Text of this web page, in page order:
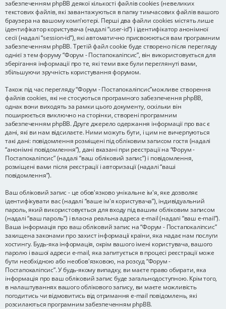
забезпеченням phpBB деякої кількості файлів cookies (невеликих
текстових файлів, які завантажуються в папку тимчасових файлів вашого
браузера на вашому комп'ютері. Перші два файли cookies містять лише
ідентифікатор користувача (надалі “user-id”) і ідентифікатор анонімної
сесії (надалі “session-id”), які автоматично присвоюються вам програмним
забезпеченням phpBB. Третій файл cookie буде створено після перегляду
однієї з тем форуму “Форум - Постапокаліпсис”, він використовується для
зберігання інформації про те, які теми вже були переглянуті вами,
збільшуючи зручність користування форумом.
Також під час перегляду “Форум - Постапокаліпсис”можливе створення
файлів cookies, які не стосуються програмного забезпечення phpBB,
однак вони виходять за рамки цього документу, оскільки він
поширюється виключно на сторінки, створені програмним
забезпеченням phpBB. Друге джерело одержання інформації про вас є
дані, які ви нам відсилаєте. Ними можуть бути, і цим не вичерпуються
такі дані: повідомлення розміщені під обліковим записом гостя (надалі
“анонімні повідомлення”), дані вказані при реєстрації на “Форум -
Постапокаліпсис” (надалі “ваш обліковий запис”) і повідомлення,
розміщені вами після реєстрації і авторизації (надалі “ваші
повідомлення”).
Ваш обліковий запис - це обов'язково унікальне ім'я, яке дозволяє
ідентифікувати вас (надалі “ваше ім'я користувача”), індивідуальний
пароль, який використовується для входу під вашим обліковим записом
(надалі “ваш пароль”) і власна реальна адреса e-mail (надалі “ваш e-mail”).
Ваша інформація про ваш обліковий запис на “Форум - Постапокаліпсис”
захищена законами про захист інформації країни, яка надає нам послуги
хостингу. Будь-яка інформація, окрім вашого імені користувача, вашого
паролю і вашої адреси e-mail, яка запитується в процесі реєстрації може
бути необхідною або необов'язковою, на розсуд “Форум -
Постапокаліпсис”. У будь-якому випадку, ви маєте право обирати, яка
інформація про ваш обліковий запис буде загальнодоступною. Крім того,
в налаштуваннях вашого облікового запису, ви маєте можливість
погодитись чи відмовитись від отримання e-mail повідомлень, які
розсилаються програмним забезпеченням phpBB.